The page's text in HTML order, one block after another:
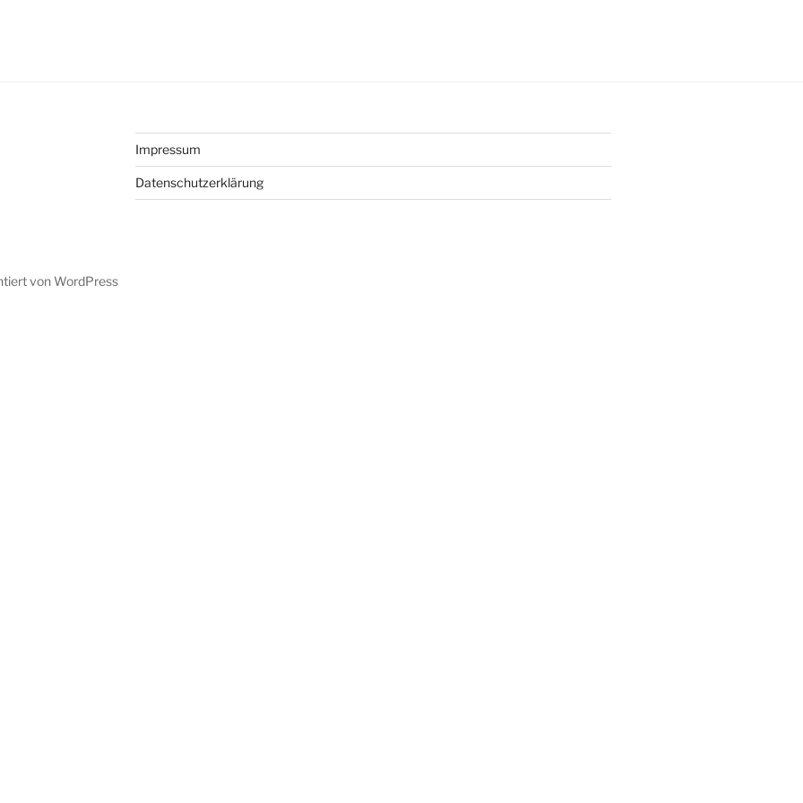
Impressum
Datenschutzerklärung
von WordPress